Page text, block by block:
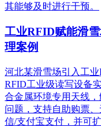
其能够及时进行干预。
工业RFID赋能滑
理案例
河北某滑雪场引入工
RFID工业级读写设备
合金属环境专用天线
问题，支持自助购票
信/支付宝支付，并可